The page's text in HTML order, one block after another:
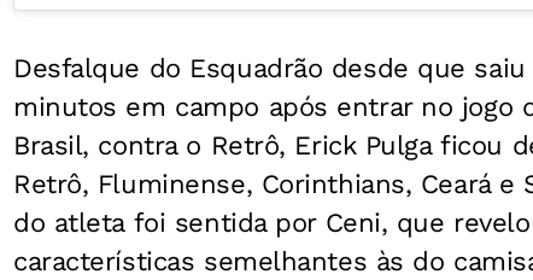
Desfalque do Esquadrão desde que
minutos em campo após entrar no jogo
Brasil, contra o Retrô, Erick Pulga ficou
Retrô, Fluminense, Corinthians, Ceará
do atleta foi sentida por Ceni, que
características semelhantes às do